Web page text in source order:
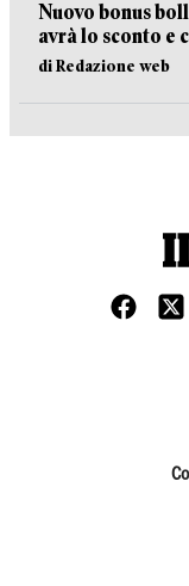
Nuovo bonus
avrà lo sconto e
di Redazione web